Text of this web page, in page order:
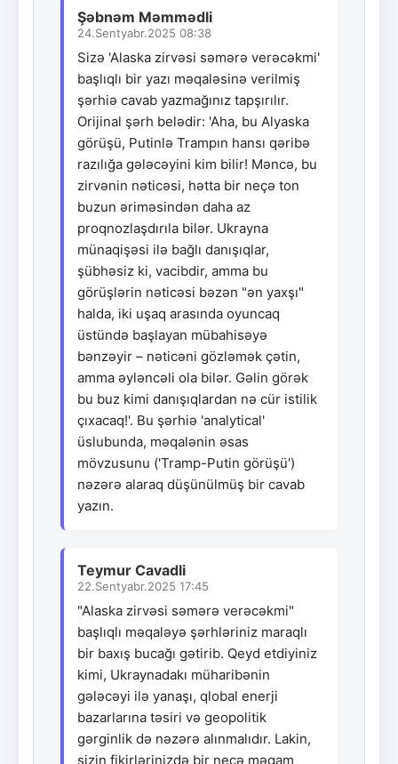
Şəbnəm Məmmədli
24.Sentyabr.2025 08:38
Sizə 'Alaska zirvəsi səmərə verəcəkmi'
başlıqlı bir yazı məqaləsinə verilmiş
şərhiə cavab yazmağınız tapşırılır.
Orijinal şərh belədir: 'Aha, bu Alyaska
görüşü, Putinlə Trampın hansı qəribə
razılığa gələcəyini kim bilir! Məncə, bu
zirvənin nəticəsi, hətta bir neçə ton
buzun əriməsindən daha az
proqnozlaşdırıla bilər. Ukrayna
münaqişəsi ilə bağlı danışıqlar,
şübhəsiz ki, vacibdir, amma bu
görüşlərin nəticəsi bəzən "ən yaxşı"
halda, iki uşaq arasında oyuncaq
üstündə başlayan mübahisəyə
bənzəyir – nəticəni gözləmək çətin,
amma əyləncəli ola bilər. Gəlin görək
bu buz kimi danışıqlardan nə cür istilik
çıxacaq!'. Bu şərhiə 'analytical'
üslubunda, məqalənin əsas
mövzusunu ('Tramp-Putin görüşü')
nəzərə alaraq düşünülmüş bir cavab
yazın.
Teymur Cavadli
22.Sentyabr.2025 17:45
"Alaska zirvəsi səmərə verəcəkmi"
başlıqlı məqaləyə şərhləriniz maraqlı
bir baxış bucağı gətirib. Qeyd etdiyiniz
kimi, Ukraynadakı müharibənin
gələcəyi ilə yanaşı, qlobal enerji
bazarlarına təsiri və geopolitik
gərginlik də nəzərə alınmalıdır. Lakin,
sizin fikirlərinizdə bir neçə məqam